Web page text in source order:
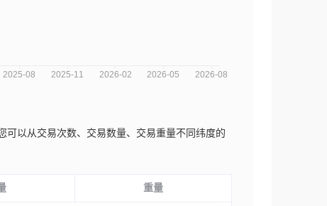
可以从交易次数、交易数量、交易重量不同纬度的
重量